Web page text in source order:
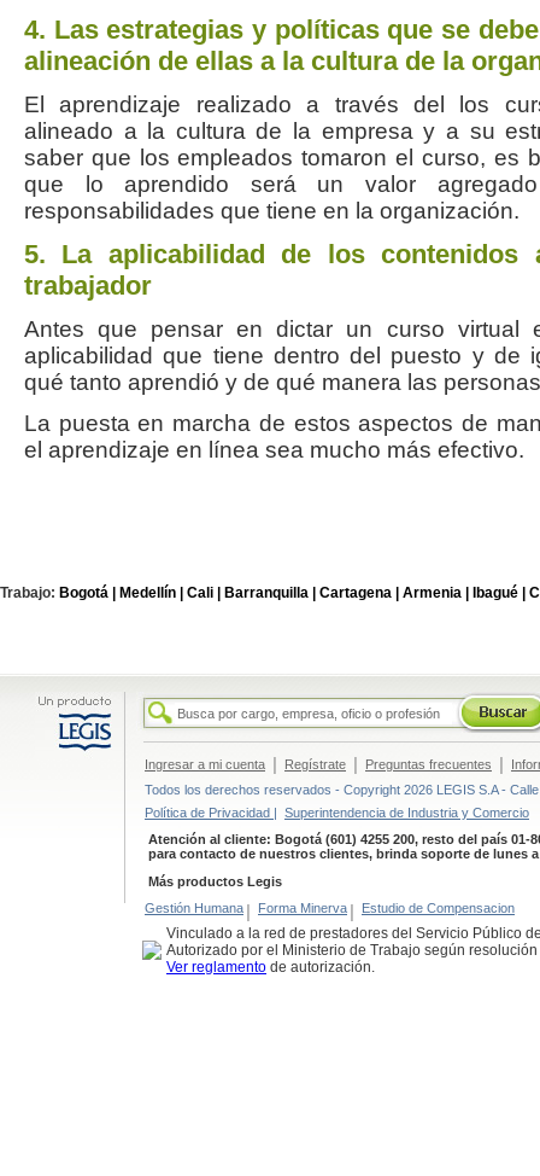
4. Las estrategias y políticas que se
alineación de ellas a la cultura de la
El aprendizaje realizado a través del los
alineado a la cultura de la empresa y a su
saber que los empleados tomaron el curso, es
que lo aprendido será un valor
responsabilidades que tiene en la organización.
5. La aplicabilidad de los contenidos
trabajador
Antes que pensar en dictar un curso virtual
aplicabilidad que tiene dentro del puesto y de
qué tanto aprendió y de qué manera las
La puesta en marcha de estos aspectos de
el aprendizaje en línea sea mucho más efectivo.
Trabajo: Bogotá | Medellín | Cali | Barranquilla | Cartagena | Armenia | Ibagué |
Ingresar a mi cuenta | Regístrate | Preguntas frecuentes |
Todos los derechos reservados - Copyright 2026 LEGIS S.A -
Política de Privacidad | Superintendencia de Industria y Comercio
Atención al cliente: Bogotá (601) 4255 200, resto del país 01-
para contacto de nuestros clientes, brinda soporte de lunes
Más productos Legis
Gestión Humana | Forma Minerva | Estudio de Compensacion
Vinculado a la red de prestadores del Servicio Público
Autorizado por el Ministerio de Trabajo según
Ver reglamento de autorización.